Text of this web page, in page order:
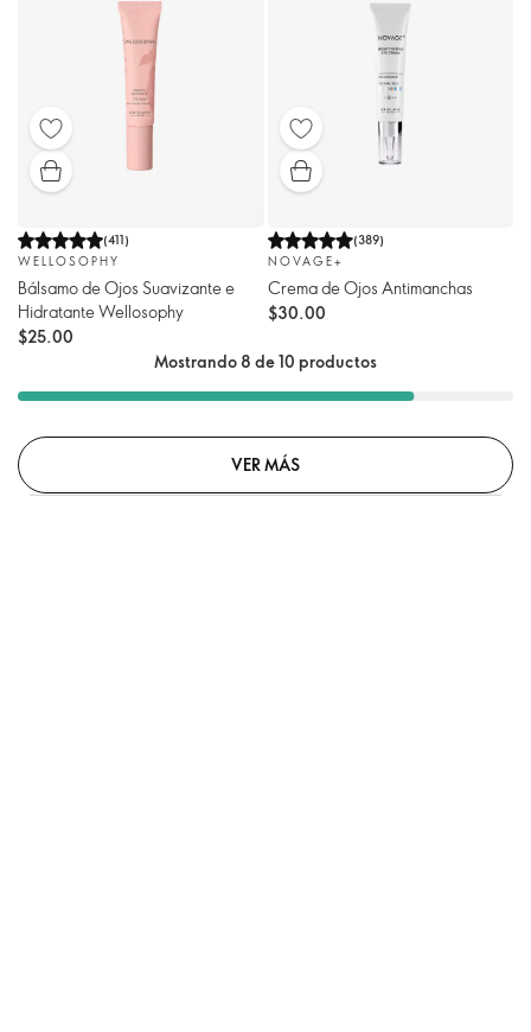
(411)
WELLOSOPHY
Bálsamo de Ojos Suavizante e
Hidratante Wellosophy
$25.00
(389)
NOVAGE+
Crema de Ojos Antimanchas
$30.00
Mostrando 8 de 10 productos
VER MÁS